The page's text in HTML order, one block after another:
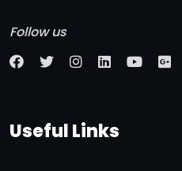
Follow us
Useful Links